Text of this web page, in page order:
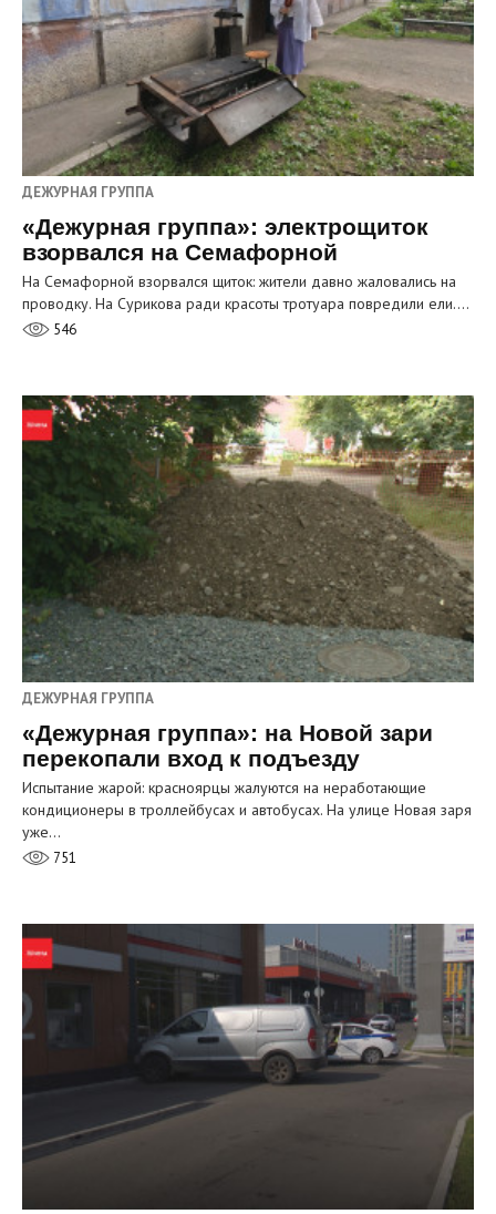
ДЕЖУРНАЯ ГРУППА
«Дежурная группа»: электрощиток
взорвался на Семафорной
На Семафорной взорвался щиток: жители давно жаловались на
проводку. На Сурикова ради красоты тротуара повредили ели.…
546
ДЕЖУРНАЯ ГРУППА
«Дежурная группа»: на Новой зари
перекопали вход к подъезду
Испытание жарой: красноярцы жалуются на неработающие
кондиционеры в троллейбусах и автобусах. На улице Новая заря
уже…
751